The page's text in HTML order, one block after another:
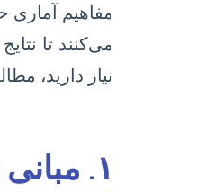
مفاهیم
می‌کنند تا
نیاز دارید،
۱. مبانی تحلیل آماری در پایان‌نامه‌های هوش مصنوعی